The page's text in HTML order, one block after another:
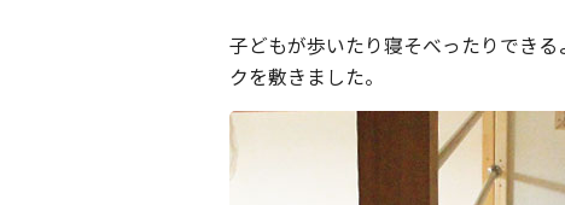
子どもが歩いたり寝そべったりでき
クを敷きました。